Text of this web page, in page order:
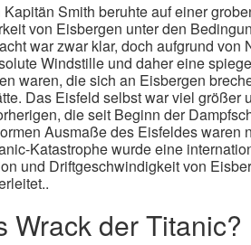
Smith beruhte auf einer
von Eisbergen unter den
war zwar klar, doch aufgrund von
Windstille und daher eine
waren, die sich an Eisbergen
Das Eisfeld selbst war viel größer
die seit Beginn der
Ausmaße des Eisfeldes waren
Katastrophe wurde eine
und Driftgeschwindigkeit von
.
Wrack der Titanic?